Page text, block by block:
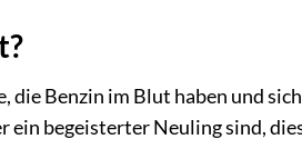
die Benzin im Blut haben und
ein begeisterter Neuling sind,